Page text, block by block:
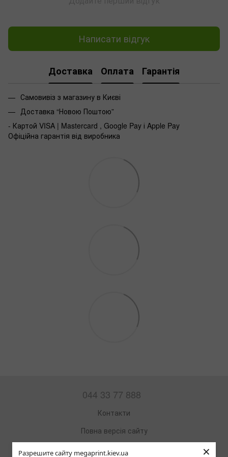
Разрешите сайту megaprint.kiev.ua ×
Написати відгук
Доставка Оплата Гарантія
Самовивіз з магазину в Києві
Доставка “Новою Поштою”
- Картой VISA | Mastercard , Google Pay і Apple Pay
Офіційна гарантія від виробника
044 33 77 888
Контакти
Повна версія сайту
Мапа сайту